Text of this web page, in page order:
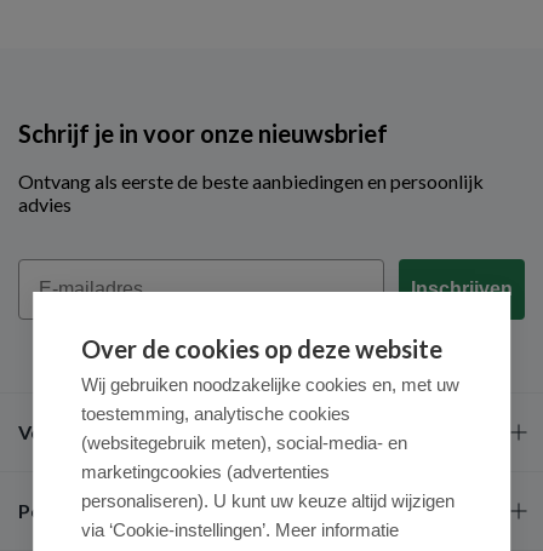
Schrijf je in voor onze nieuwsbrief
Ontvang als eerste de beste aanbiedingen en persoonlijk
advies
Email
Inschrijven
Veel gestelde vragen
Populaire merken
Over de cookies op deze website
Wij gebruiken noodzakelijke cookies en, met uw
toestemming, analytische cookies
(websitegebruik meten), social-media- en
marketingcookies (advertenties
personaliseren). U kunt uw keuze altijd wijzigen
via ‘Cookie-instellingen’. Meer informatie